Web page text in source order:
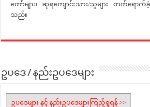
တော်များ၊ ဆုရကျောင်းသား/သူများ တက်ရောက်
သည်။
ဥပဒေ / နည်းဥပဒေများ
ဥပဒေများ နှင့် နည်းဥပဒေများကြည့်ရှုရန် >>